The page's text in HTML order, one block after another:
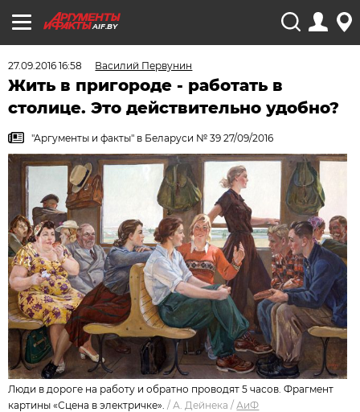
AIF.BY
27.09.2016 16:58 Василий Первунин
Жить в пригороде - работать в
столице. Это действительно удобно?
"Аргументы и факты" в Беларуси № 39 27/09/2016
Люди в дороге на работу и обратно проводят 5 часов. Фрагмент
картины «Сцена в электричке». / А. Дейнека / АиФ